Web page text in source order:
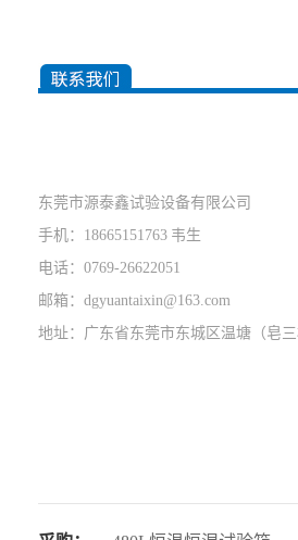
东莞市源泰鑫试验设备有限公司
手机：18665151763 韦生
电话：0769-26622051
邮箱：dgyuantaixin@163.com
地址：广东省东莞市东城区温塘（皂三